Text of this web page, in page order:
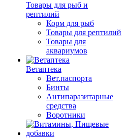
Товары для рыб и
рептилий
Корм для рыб
Товары для рептилий
Товары для
аквариумов
Ветаптека
Вет.паспорта
Бинты
Антипаразитарные
средства
Воротники